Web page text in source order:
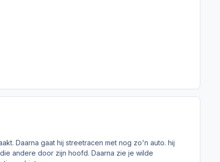
Daarna gaat hij streetracen met nog zo'n auto. hij
andere door zijn hoofd. Daarna zie je wilde